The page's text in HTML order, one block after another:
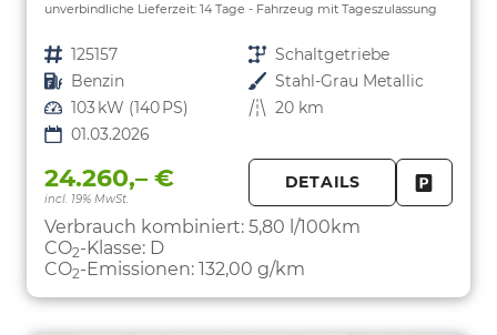
unverbindliche Lieferzeit: 14 Tage Fahrzeug mit Tageszulassung
Fahrzeugnr. 125157 Getriebe Schaltgetriebe
Kraftstoff Benzin Außenfarbe Stahl-Grau Metallic
Leistung 103 kW (140 PS) Kilometerstand 20 km
01.03.2026
24.260,– €
incl. 19% MwSt.
DETAILS
Verbrauch kombiniert: 5,80 l/100km
CO2-Klasse: D
CO2-Emissionen: 132,00 g/km